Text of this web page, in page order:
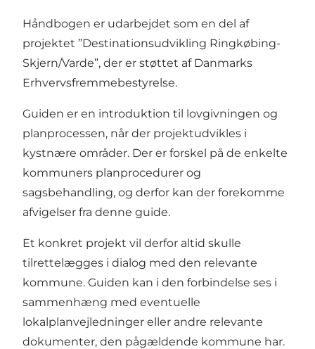
Håndbogen er udarbejdet som en del af
projektet ”Destinationsudvikling Ringkøbing-
Skjern/Varde”, der er støttet af Danmarks
Erhvervsfremmebestyrelse.
Guiden er en introduktion til lovgivningen og
planprocessen, når der projektudvikles i
kystnære områder. Der er forskel på de enkelte
kommuners planprocedurer og
sagsbehandling, og derfor kan der forekomme
afvigelser fra denne guide.
Et konkret projekt vil derfor altid skulle
tilrettelægges i dialog med den relevante
kommune. Guiden kan i den forbindelse ses i
sammenhæng med eventuelle
lokalplanvejledninger eller andre relevante
dokumenter, den pågældende kommune har.